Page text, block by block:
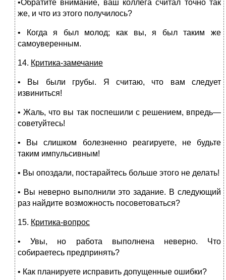
•Обратите внимание, ваш коллега считал точно так
же, и что из этого получилось?
• Когда я был молод; как вы, я был таким же
самоуверенным.
14. Критика-замечание
• Вы были грубы. Я считаю, что вам следует
извиниться!
• Жаль, что вы так поспешили с решением, впредь—
советуй­тесь!
• Вы слишком болезненно реагируете, не будьте
таким импуль­сивным!
• Вы опоздали, постарайтесь больше этого не делать!
• Вы неверно выполнили это задание. В следующий
раз най­дите возможность посоветоваться?
15. Критика-вопрос
• Увы, но работа выполнена неверно. Что
собираетесь пред­принять?
• Как планируете исправить допущенные ошибки?